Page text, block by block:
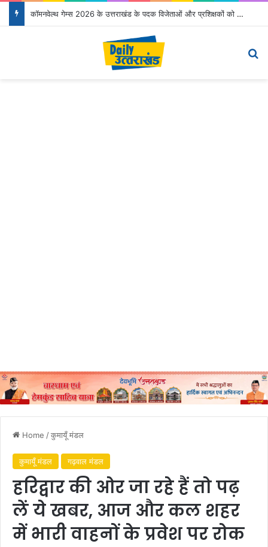
कॉमनवेल्थ गेम्स 2026 के उत्तराखंड के पदक विजेताओं और प्रशिक्षकों को मुख्यमंत्री धामी ने किया सम्मानित
Home /कुमायूँ मंडल
कुमायूँ मंडल गढ़वाल मंडल
हरिद्वार की ओर जा रहे हैं तो पढ़
लें ये खबर, आज और कल शहर
में भारी वाहनों के प्रवेश पर रोक